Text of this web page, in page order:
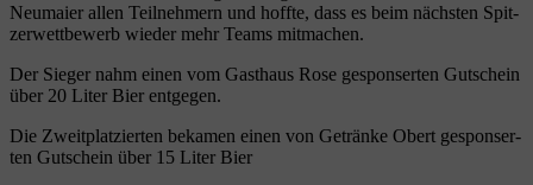
Neu­mai­er allen Teil­neh­mern und hoff­te, dass es beim nächs­ten Spit­
zer­wett­be­werb wie­der mehr Teams mitmachen.
Der Sie­ger nahm einen vom Gast­haus Rose gespon­ser­ten Gut­schein
über 20 Liter Bier entgegen.
Die Zweit­plat­zier­ten beka­men einen von Geträn­ke Obert gespon­ser­
ten Gut­schein über 15 Liter Bier